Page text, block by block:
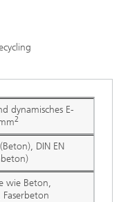
dynamisches E-
2
DIN EN
wie Beton,